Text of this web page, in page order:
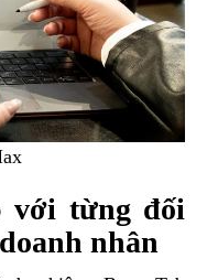
với từng đối
nhân